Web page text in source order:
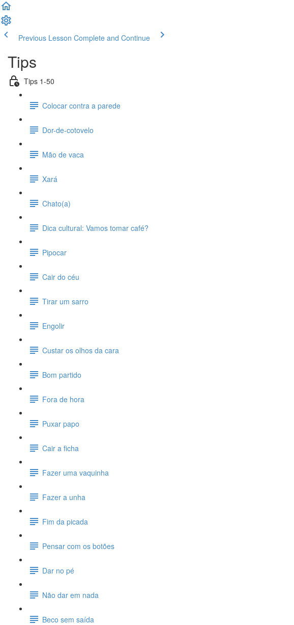
Previous Lesson Complete and Continue
Tips
Tips 1-50
Colocar contra a parede
Dor-de-cotovelo
Mão de vaca
Xará
Chato(a)
Dica cultural: Vamos tomar café?
Pipocar
Cair do céu
Tirar um sarro
Engolir
Custar os olhos da cara
Bom partido
Fora de hora
Puxar papo
Cair a ficha
Fazer uma vaquinha
Fazer a unha
Fim da picada
Pensar com os botões
Dar no pé
Não dar em nada
Beco sem saída